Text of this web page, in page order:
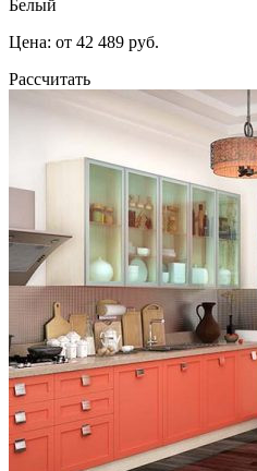
Белый
Цена: от 42 489 руб.
Рассчитать